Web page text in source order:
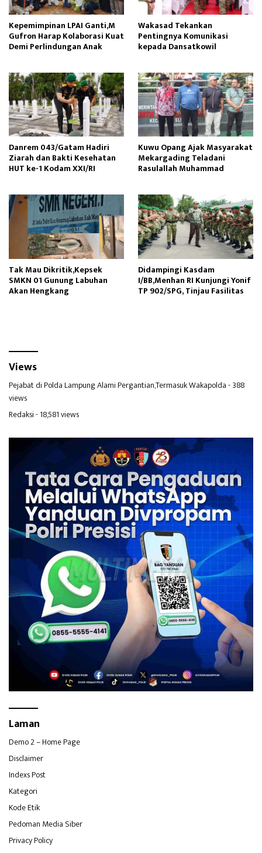
Kepemimpinan LPAI Ganti,M
Gufron Harap Kolaborasi Kuat
Demi Perlindungan Anak
Wakasad Tekankan
Pentingnya Komunikasi
kepada Dansatkowil
Danrem 043/Gatam Hadiri
Ziarah dan Bakti Kesehatan
HUT ke-1 Kodam XXI/RI
Kuwu Opang Ajak Masyarakat
Mekargading Teladani
Rasulallah Muhammad
Tak Mau Dikritik,Kepsek
SMKN 01 Gunung Labuhan
Akan Hengkang
Didampingi Kasdam
I/BB,Menhan RI Kunjungi Yonif
TP 902/SPG, Tinjau Fasilitas
Views
Pejabat di Polda Lampung Alami Pergantian,Termasuk Wakapolda- 388
views
Redaksi- 18,581 views
Laman
Demo 2 – Home Page
Disclaimer
Indexs Post
Kategori
Kode Etik
Pedoman Media Siber
Privacy Policy